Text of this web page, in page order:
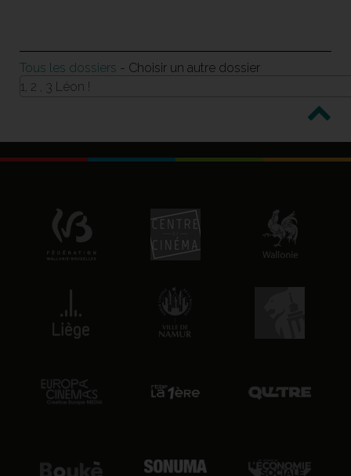
Tous les dossiers - Choisir un autre dossier
1, 2 , 3 Léon !